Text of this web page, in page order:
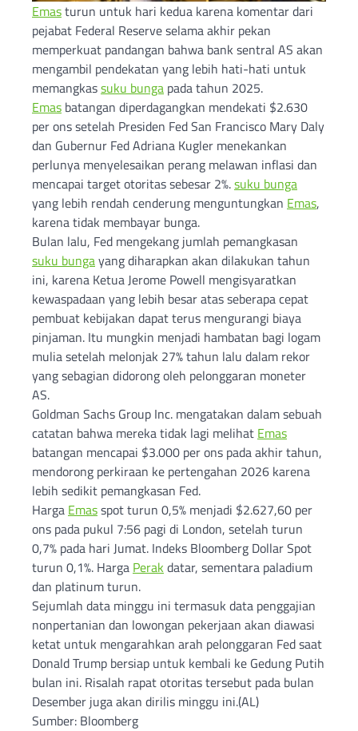
Emasturun untuk hari kedua karena komentar dari
pejabat Federal Reserve selama akhir pekan
memperkuat pandangan bahwa bank sentral AS akan
mengambil pendekatan yang lebih hati-hati untuk
memangkassuku bunga pada tahun 2025.
Emas batangan diperdagangkan mendekati $2.630
per ons setelah Presiden Fed San Francisco Mary Daly
dan Gubernur Fed Adriana Kugler menekankan
perlunya menyelesaikan perang melawan inflasi dan
mencapai target otoritas sebesar 2%.suku bunga
yang lebih rendah cenderung menguntungkan Emas,
karena tidak membayar bunga.
Bulan lalu, Fed mengekang jumlah pemangkasan
suku bungayang diharapkan akan dilakukan tahun
ini, karena Ketua Jerome Powell mengisyaratkan
kewaspadaan yang lebih besar atas seberapa cepat
pembuat kebijakan dapat terus mengurangi biaya
pinjaman. Itu mungkin menjadi hambatan bagi logam
mulia setelah melonjak 27% tahun lalu dalam rekor
yang sebagian didorong oleh pelonggaran moneter
AS.
Goldman Sachs Group Inc. mengatakan dalam sebuah
catatan bahwa mereka tidak lagi melihat Emas
batangan mencapai $3.000 per ons pada akhir tahun,
mendorong perkiraan ke pertengahan 2026 karena
lebih sedikit pemangkasan Fed.
Harga Emasspot turun 0,5% menjadi $2.627,60 per
ons pada pukul 7:56 pagi di London, setelah turun
0,7% pada hari Jumat. Indeks Bloomberg Dollar Spot
turun 0,1%. Harga Perak datar, sementara paladium
dan platinum turun.
Sejumlah data minggu ini termasuk data penggajian
nonpertanian dan lowongan pekerjaan akan diawasi
ketat untuk mengarahkan arah pelonggaran Fed saat
Donald Trump bersiap untuk kembali ke Gedung Putih
bulan ini. Risalah rapat otoritas tersebut pada bulan
Desember juga akan dirilis minggu ini.(AL)
Sumber: Bloomberg